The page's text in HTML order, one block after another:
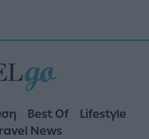
Best Of
Lifestyle
News